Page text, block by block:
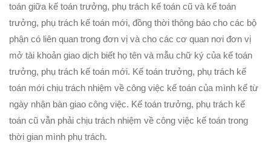
toán giữa kế toán trưởng, phụ trách kế toán cũ và kế toán
trưởng, phụ trách kế toán mới, đồng thời thông báo cho các bộ
phận có liên quan trong đơn vị và cho các cơ quan nơi đơn vị
mở tài khoản giao dịch biết họ tên và mẫu chữ ký của kế toán
trưởng, phụ trách kế toán mới. Kế toán trưởng, phụ trách kế
toán mới chịu trách nhiệm về công việc kế toán của mình kể từ
ngày nhận bàn giao công việc. Kế toán trưởng, phụ trách kế
toán cũ vẫn phải chịu trách nhiệm về công việc kế toán trong
thời gian mình phụ trách.